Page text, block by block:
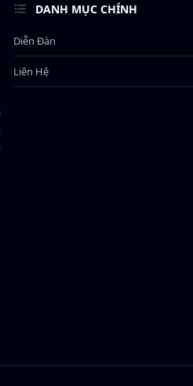
DANH MỤC CHÍNH
Diễn Đàn
Liên Hệ